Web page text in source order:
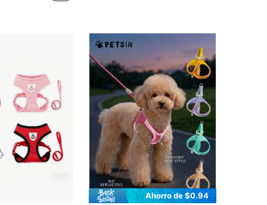
Ahorro de $0.94